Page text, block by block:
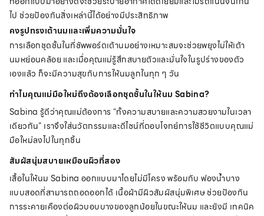
ไป ช่วยป้องกันสิ่งเหล่านี้ได้อย่างมีประสิทธิภาพ
คงรูปทรงเต้านมและเพิ่มความมั่นใจ
การเลือกชุดชั้นในที่ซัพพอร์ตเต้านมอย่างเหมาะสมจะช่วยพยุงไม่ให้เต้า
นมหย่อนคล้อย และเมื่อคุณแม่รู้สึกสบายตัวและมั่นใจในรูปร่างของตัว
เองแล้ว ก็จะมีความสุขกับการให้นมลูกในทุก ๆ วัน
ทำไมคุณแม่มือใหม่ถึงต้องเลือกชุดชั้นในให้นม Sabina?
Sabina รู้ดีว่าคุณแม่ต้องการ “ทั้งความสบายและความสวยงามในเวลา
เดียวกัน” เราจึงใส่นวัตกรรมและดีไซน์ที่ตอบโจทย์การใช้ชีวิตแบบคุณแม่
มือใหม่ลงไปในทุกชิ้น
สัมผัสนุ่มสบายเหมือนผิวที่สอง
เสื้อในให้นม Sabina ออกแบบมาโดยไม่มีโครง พร้อมกับ ฟองน้ำบาง
แบบสอดที่สามารถถอดออกได้ เนื้อผ้ามีผิวสัมผัสนุ่มพิเศษ ช่วยป้องกัน
การระคายเคืองต่อผิวบอบบางของลูกน้อยในขณะให้นม และยังมี เทคนิค